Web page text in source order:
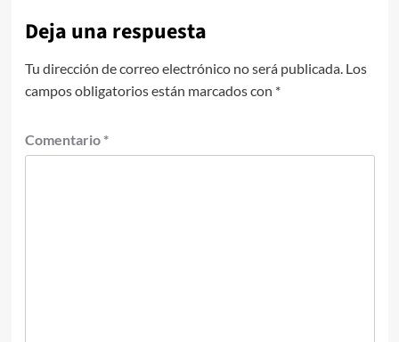
Deja una respuesta
Tu dirección de correo electrónico no será publicada. Los
campos obligatorios están marcados con *
Comentario *